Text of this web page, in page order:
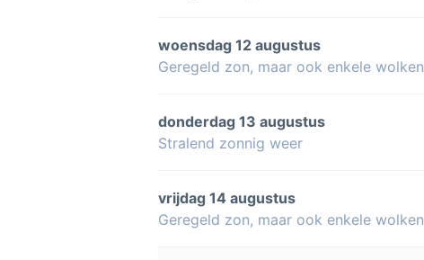
woensdag 12 augustus
Geregeld zon, maar ook enkele wolken
donderdag 13 augustus
Stralend zonnig weer
vrijdag 14 augustus
Geregeld zon, maar ook enkele wolken